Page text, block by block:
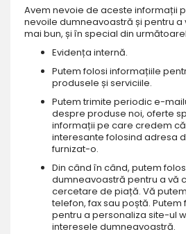
Avem nevoie de aceste informații
nevoile dumneavoastră și pentru a
mai bun, și în special din
Evidența internă.
Putem folosi informațiile
produsele și serviciile.
Putem trimite periodic e-
despre produse noi, oferte
informații pe care credem
interesante folosind adresa
furnizat-o.
Din când în când, putem
dumneavoastră pentru a vă
cercetare de piață. Vă
telefon, fax sau poștă.
pentru a personaliza site-ul
interesele dumneavoastră.